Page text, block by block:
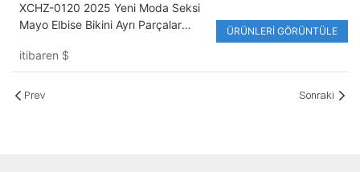
XCHZ-0120 2025 Yeni Moda Seksi
Mayo Elbise Bikini Ayrı Parçalar
Pembe Plaj Tatili İki Parçalı
itibaren $
ÜRÜNLERI GÖRÜNTÜLE
Prev Sonraki